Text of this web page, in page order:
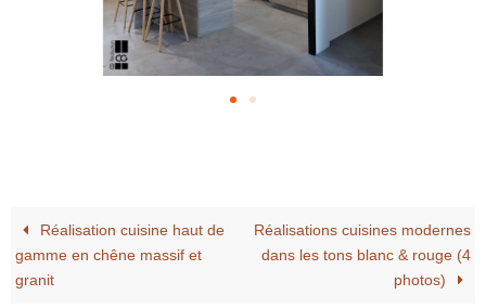
Réalisation cuisine haut de
gamme en chêne massif et
granit
Réalisations cuisines modernes
dans les tons blanc & rouge (4
photos)